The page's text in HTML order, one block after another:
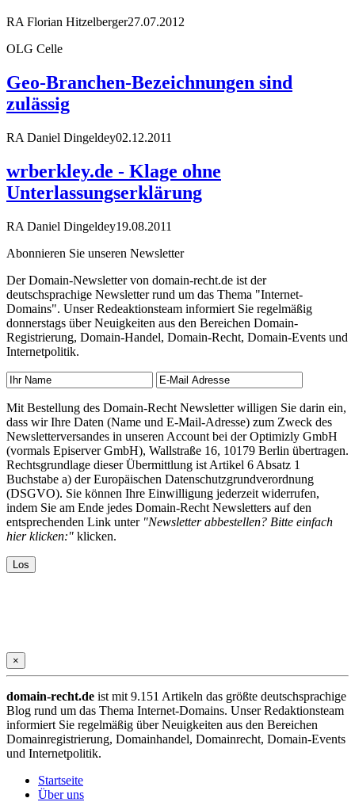
RA Florian Hitzelberger27.07.2012
OLG Celle
Geo-Branchen-Bezeichnungen sind
zulässig
RA Daniel Dingeldey02.12.2011
wrberkley.de - Klage ohne
Unterlassungserklärung
RA Daniel Dingeldey19.08.2011
Abonnieren Sie unseren Newsletter
Der Domain-Newsletter von domain-recht.de ist der
deutschsprachige Newsletter rund um das Thema "Internet-
Domains". Unser Redeaktionsteam informiert Sie regelmäßig
donnerstags über Neuigkeiten aus den Bereichen Domain-
Registrierung, Domain-Handel, Domain-Recht, Domain-Events und
Internetpolitik.
Mit Bestellung des Domain-Recht Newsletter willigen Sie darin ein,
dass wir Ihre Daten (Name und E-Mail-Adresse) zum Zweck des
Newsletterversandes in unseren Account bei der Optimizly GmbH
(vormals Episerver GmbH), Wallstraße 16, 10179 Berlin übertragen.
Rechtsgrundlage dieser Übermittlung ist Artikel 6 Absatz 1
Buchstabe a) der Europäischen Datenschutzgrundverordnung
(DSGVO). Sie können Ihre Einwilligung jederzeit widerrufen,
indem Sie am Ende jedes Domain-Recht Newsletters auf den
entsprechenden Link unter "Newsletter abbestellen? Bitte einfach
hier klicken:" klicken.
×
domain-recht.de ist mit 9.151 Artikeln das größte deutschsprachige
Blog rund um das Thema Internet-Domains. Unser Redaktionsteam
informiert Sie regelmäßig über Neuigkeiten aus den Bereichen
Domainregistrierung, Domainhandel, Domainrecht, Domain-Events
und Internetpolitik.
Startseite
Über uns